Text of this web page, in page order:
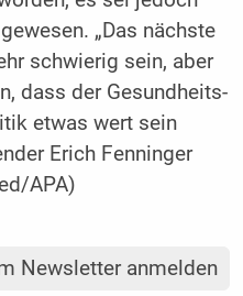
„Das nächste
schwierig sein, aber
dass der Gesundheits-
etwas wert sein
Erich Fenninger
APA)
Newsletter anmelden